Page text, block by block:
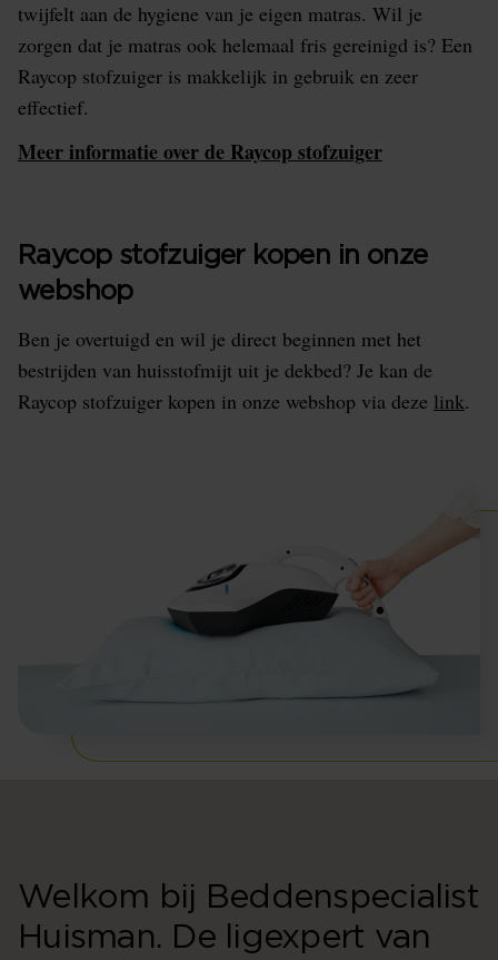
twijfelt aan de hygiene van je eigen matras. Wil je
zorgen dat je matras ook helemaal fris gereinigd is? Een
Raycop stofzuiger is makkelijk in gebruik en zeer
effectief.
Meer informatie over de Raycop stofzuiger
Raycop stofzuiger kopen in onze
webshop
Ben je overtuigd en wil je direct beginnen met het
bestrijden van huisstofmijt uit je dekbed? Je kan de
Raycop stofzuiger kopen in onze webshop via deze link.
Welkom bij Beddenspecialist
Huisman. De ligexpert van